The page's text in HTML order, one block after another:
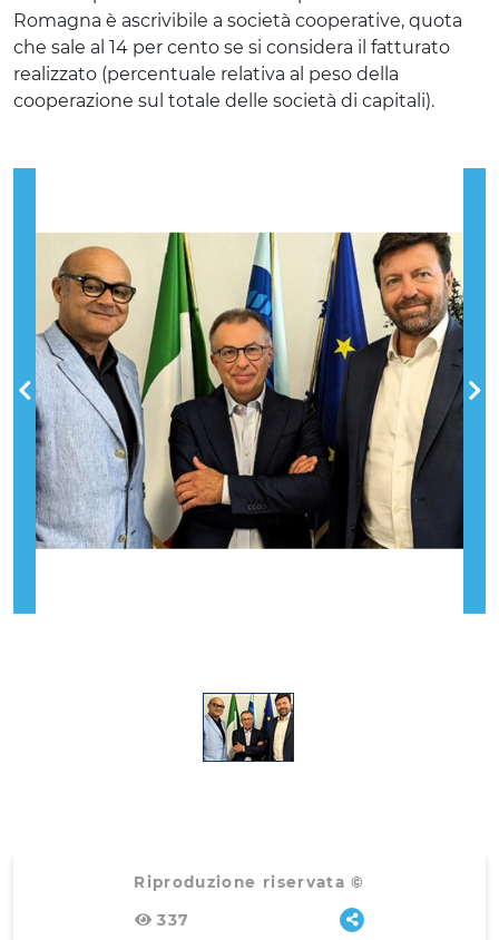
Romagna è ascrivibile a società cooperative, quota
che sale al 14 per cento se si considera il fatturato
realizzato (percentuale relativa al peso della
cooperazione sul totale delle società di capitali).
Riproduzione riservata ©
337